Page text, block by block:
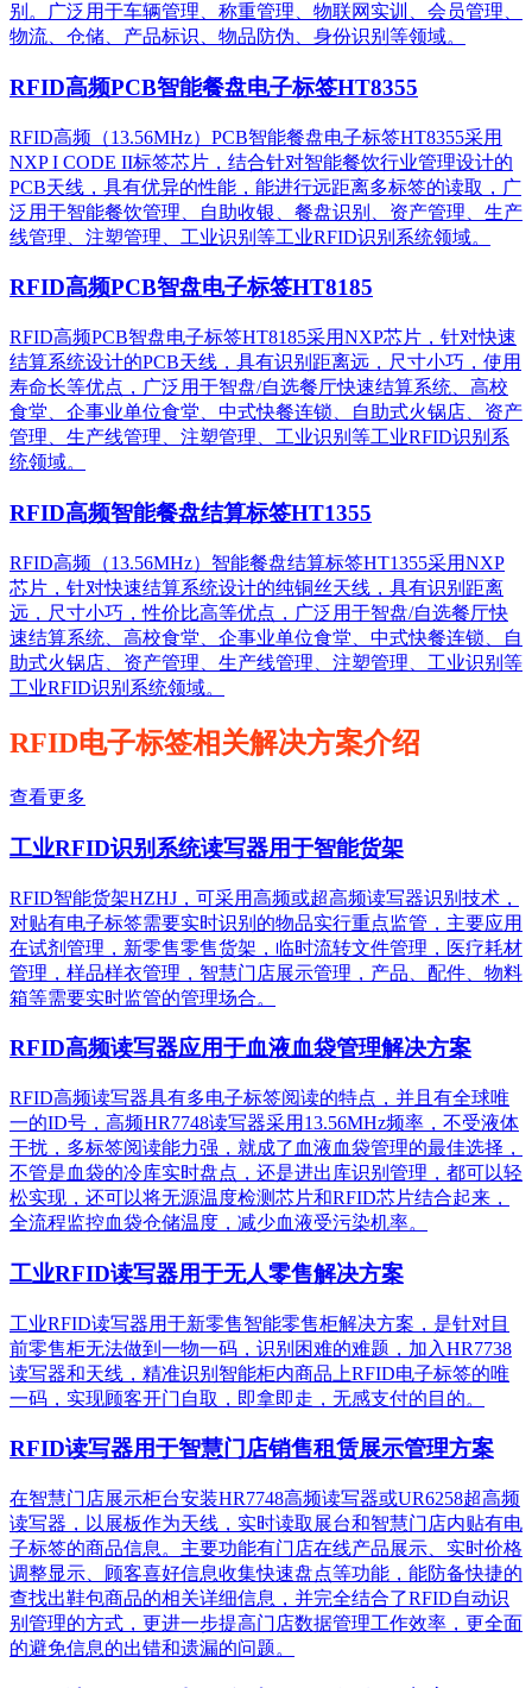
别。广泛用于车辆管理、称重管理、物联网实训、会员管理、
物流、仓储、产品标识、物品防伪、身份识别等领域。
RFID高频PCB智能餐盘电子标签HT8355
RFID高频（13.56MHz）PCB智能餐盘电子标签HT8355采用
NXP I CODE II标签芯片，结合针对智能餐饮行业管理设计的
PCB天线，具有优异的性能，能进行远距离多标签的读取，广
泛用于智能餐饮管理、自助收银、餐盘识别、资产管理、生产
线管理、注塑管理、工业识别等工业RFID识别系统领域。
RFID高频PCB智盘电子标签HT8185
RFID高频PCB智盘电子标签HT8185采用NXP芯片，针对快速
结算系统设计的PCB天线，具有识别距离远，尺寸小巧，使用
寿命长等优点，广泛用于智盘/自选餐厅快速结算系统、高校
食堂、企事业单位食堂、中式快餐连锁、自助式火锅店、资产
管理、生产线管理、注塑管理、工业识别等工业RFID识别系
统领域。
RFID高频智能餐盘结算标签HT1355
RFID高频（13.56MHz）智能餐盘结算标签HT1355采用NXP
芯片，针对快速结算系统设计的纯铜丝天线，具有识别距离
远，尺寸小巧，性价比高等优点，广泛用于智盘/自选餐厅快
速结算系统、高校食堂、企事业单位食堂、中式快餐连锁、自
助式火锅店、资产管理、生产线管理、注塑管理、工业识别等
工业RFID识别系统领域。
RFID电子标签相关解决方案介绍
查看更多
工业RFID识别系统读写器用于智能货架
RFID智能货架HZHJ，可采用高频或超高频读写器识别技术，
对贴有电子标签需要实时识别的物品实行重点监管，主要应用
在试剂管理，新零售零售货架，临时流转文件管理，医疗耗材
管理，样品样衣管理，智慧门店展示管理，产品、配件、物料
箱等需要实时监管的管理场合。
RFID高频读写器应用于血液血袋管理解决方案
RFID高频读写器具有多电子标签阅读的特点，并且有全球唯
一的ID号，高频HR7748读写器采用13.56MHz频率，不受液体
干扰，多标签阅读能力强，就成了血液血袋管理的最佳选择，
不管是血袋的冷库实时盘点，还是进出库识别管理，都可以轻
松实现，还可以将无源温度检测芯片和RFID芯片结合起来，
全流程监控血袋仓储温度，减少血液受污染机率。
工业RFID读写器用于无人零售解决方案
工业RFID读写器用于新零售智能零售柜解决方案，是针对目
前零售柜无法做到一物一码，识别困难的难题，加入HR7738
读写器和天线，精准识别​智能柜内商品上RFID电子标签的唯
一码，实现顾客开门自取，即拿即走，无感支付的目的。
RFID读写器用于智慧门店销售租赁展示管理方案
在智慧门店展示柜台安装HR7748高频读写器或UR6258超高频
读写器，以展板作为天线，实时读取展台和智慧门店内贴有电
子标签的商品信息。主要功能有门店在线产品展示、实时价格
调整显示、顾客喜好信息收集快速盘点等功能，能防备快捷的
查找出鞋包商品的相关详细信息，并完全结合了RFID自动识
别管理的方式，更进一步提高门店数据管理工作效率，更全面
的避免信息的出错和遗漏的问题。